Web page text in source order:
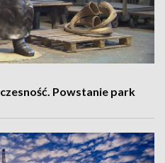
Powstanie park